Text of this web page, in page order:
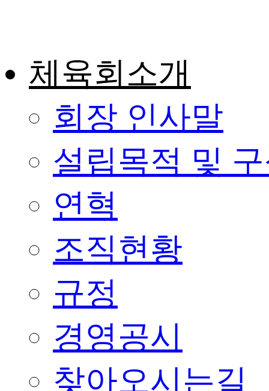
너
체육회소개
회장 인사말
설립목적 및
연혁
조직현황
규정
경영공시
찾아오시는길